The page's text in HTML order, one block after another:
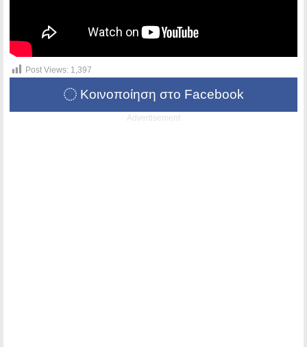
Post Views: 1,397
Κοινοποίηση στο Facebook
Advertisement